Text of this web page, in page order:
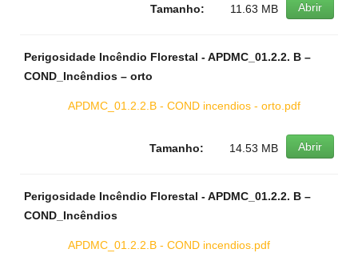
Abrir
Tamanho: 11.63 MB
Perigosidade Incêndio Florestal - APDMC_01.2.2. B –
COND_Incêndios – orto
APDMC_01.2.2.B - COND incendios - orto.pdf
Abrir
Tamanho: 14.53 MB
Perigosidade Incêndio Florestal - APDMC_01.2.2. B –
COND_Incêndios
APDMC_01.2.2.B - COND incendios.pdf